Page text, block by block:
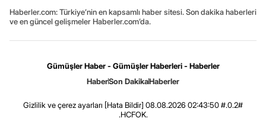
Haberler.com: Türkiye’nin en kapsamlı haber sitesi. Son dakika haberleri
ve en güncel gelişmeler Haberler.com’da.
Gümüşler Haber - Gümüşler Haberleri - Haberler
HaberSon DakikaHaberler
Gizlilik ve çerez ayarları [Hata Bildir] 08.08.2026 02:43:50 #.0.2#
.HCFOK.